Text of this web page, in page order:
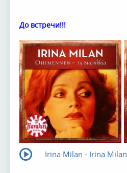
До встречи!!!
Irina Milan - Irina Milan